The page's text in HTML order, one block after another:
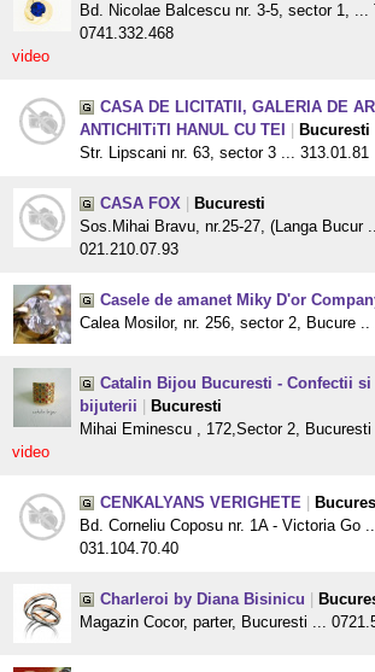
Bd. Nicolae Balcescu nr. 3-5, sector 1, ...
0741.332.468
video
CASA DE LICITATII, GALERIA DE
ANTICHITiTI HANUL CU TEI
Bucuresti
Str. Lipscani nr. 63, sector 3 ... 313.01.81
CASA FOX
Bucuresti
Sos.Mihai Bravu, nr.25-27, (Langa Bucur
021.210.07.93
Casele de amanet Miky D'or
Calea Mosilor, nr. 256, sector 2, Bucure
Catalin Bijou Bucuresti - Confectii si
bijuterii
Bucuresti
Mihai Eminescu , 172,Sector 2,
video
CENKALYANS VERIGHETE
Bd. Corneliu Coposu nr. 1A - Victoria Go
031.104.70.40
Charleroi by Diana Bisinicu
Magazin Cocor, parter, Bucuresti ...